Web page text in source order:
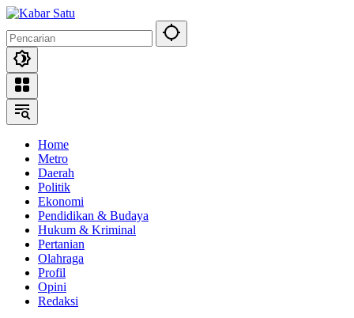
Langsung
konten
Home
Metro
Daerah
Politik
Ekonomi
Pendidikan & Budaya
Hukum & Kriminal
Pertanian
Olahraga
Profil
Opini
Redaksi